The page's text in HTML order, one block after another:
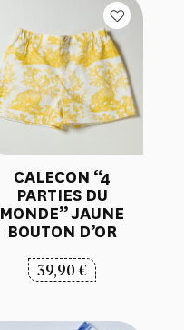
CALECON “4
PARTIES DU
MONDE” JAUNE
BOUTON D’OR
39,90€